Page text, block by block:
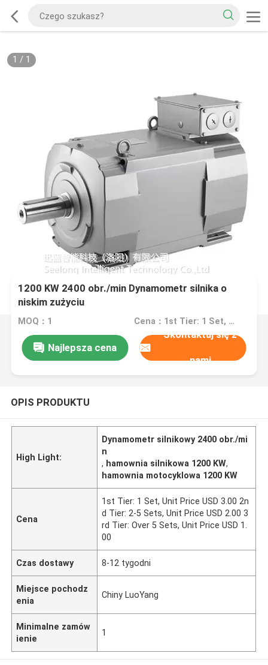
1 / 1
1200 KW 2400 obr./min Dynamometr silnika o
niskim zużyciu
MOQ：1 Cena：1st Tier: 1 Set, Unit Price USD 3.00 2nd Tier: 2-5 Sets, Unit Price USD 2.00 3rd Tier: Over 5 Sets, Unit Price USD 1.00
Najlepsza cena
Skontaktuj się z
nami
OPIS PRODUKTU
High Light:
Dynamometr silnikowy 2400 obr./mi
n
, hamownia silnikowa 1200 KW,
hamownia motocyklowa 1200 KW
Cena
1st Tier: 1 Set, Unit Price USD 3.00 2n
d Tier: 2-5 Sets, Unit Price USD 2.00 3
rd Tier: Over 5 Sets, Unit Price USD 1.
00
Czas dostawy 8-12 tygodni
Miejsce pochodz
enia
Chiny LuoYang
Minimalne zamów
ienie
1